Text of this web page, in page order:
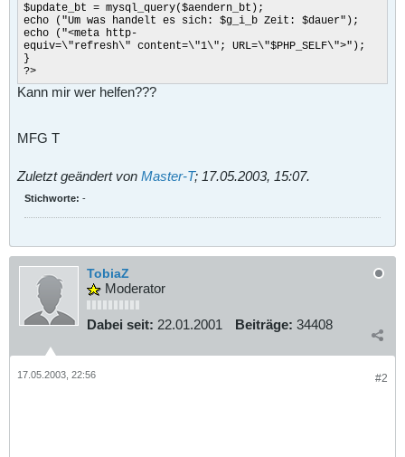
$update_bt = mysql_query($aendern_bt);
echo ("Um was handelt es sich: $g_i_b Zeit: $dauer");
echo ("<meta http-
equiv=\"refresh\" content=\"1\"; URL=\"$PHP_SELF\">");
}
?>
Kann mir wer helfen???
MFG T
Zuletzt geändert von Master-T; 17.05.2003, 15:07.
Stichworte: -
TobiaZ
Moderator
Dabei seit: 22.01.2001 Beiträge: 34408
#2
17.05.2003, 22:56